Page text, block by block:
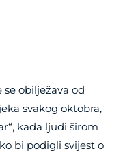
obilježava od
svakog oktobra,
kada ljudi širom
bi podigli svijest o